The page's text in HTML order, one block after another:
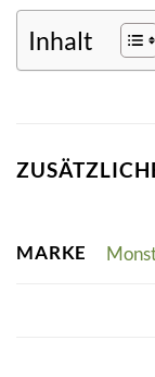
Inhalt
MARKE